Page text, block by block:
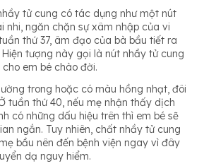
tử cung có tác dụng như một nút
nhi, ngăn chặn sự xâm nhập của vi
thứ 37, âm đạo của bà bầu tiết ra
tượng này gọi là nút nhầy tử cung
em bé chào đời.
trong hoặc có màu hồng nhạt, đôi
tuần thứ 40, nếu mẹ nhận thấy dịch
có những dấu hiệu trên thì em bé sẽ
ngắn. Tuy nhiên, chất nhầy tử cung
bầu nên đến bệnh viện ngay vì đây
dạ nguy hiểm.